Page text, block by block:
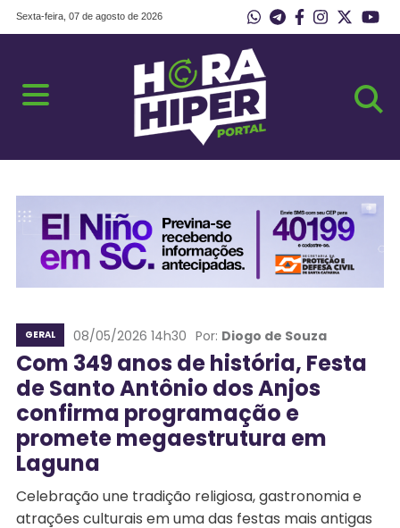
Sexta-feira, 07 de agosto de 2026
GERAL 08/05/2026 14h30 Por: Diogo de Souza
Com 349 anos de história, Festa
de Santo Antônio dos Anjos
confirma programação e
promete megaestrutura em
Laguna
Celebração une tradição religiosa, gastronomia e
atrações culturais em uma das festas mais antigas